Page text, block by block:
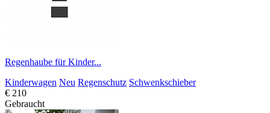
Regenhaube für Kinder...
Kinderwagen Neu Regenschutz Schwenkschieber
€ 210
Gebraucht